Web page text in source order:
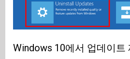
Windows 10에서 업데이트